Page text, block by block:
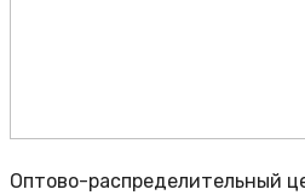
Оптово-распределительный